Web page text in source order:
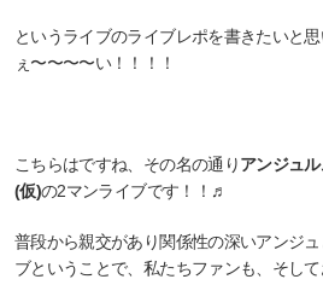
というライブのライブレポを書きたいと
ぇ〜〜〜〜い！！！！
こちらはですね、その名の通り アンジュ
(仮)の2マンライブです！！♬
普段から親交があり関係性の深いアンジ
ブということで、私たちファンも、そし